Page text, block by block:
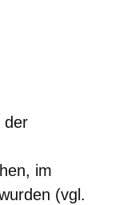
der
im
(vgl.